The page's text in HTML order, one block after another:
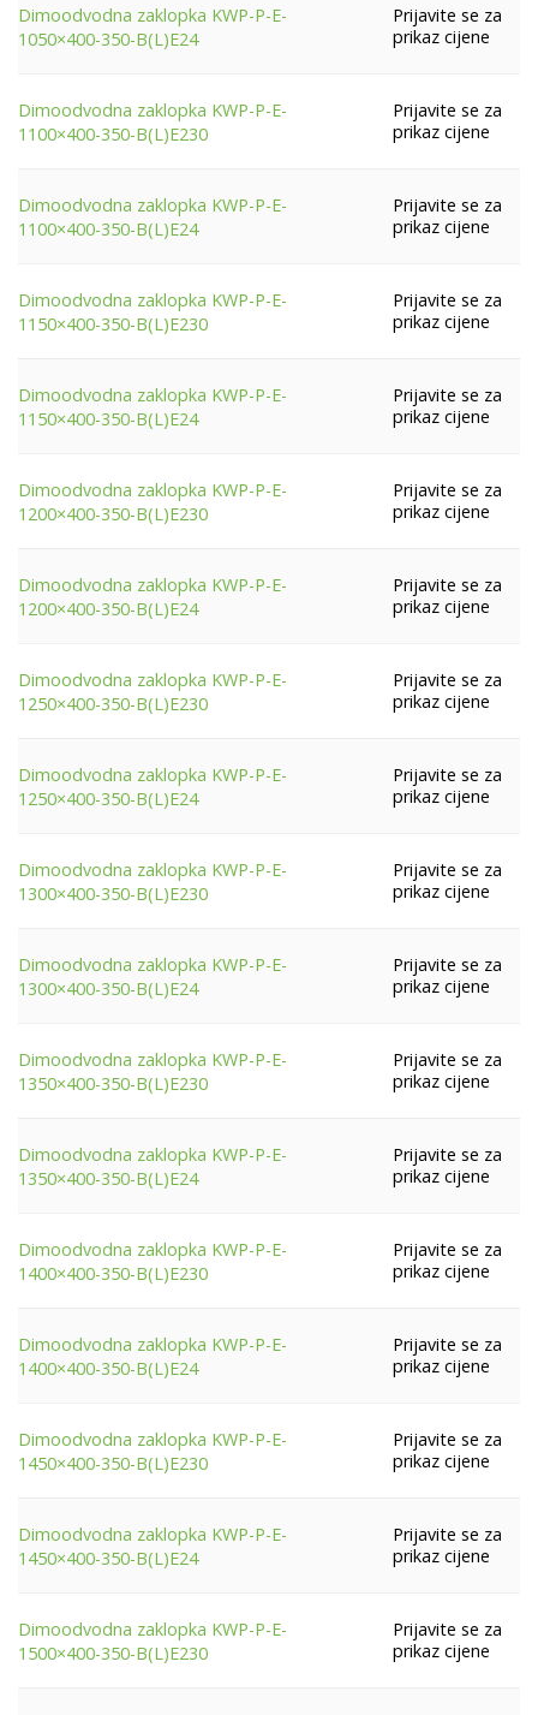
400 (17)
450 (7)
500 (17)
550 (7)
650 (7)
750 (7)
850 (7)
950 (7)
Dimoodvodna zaklopka KWP-P-E-
1050×400-350-B(L)E24
Prijavite se za
prikaz cijene
Dimoodvodna zaklopka KWP-P-E-
1100×400-350-B(L)E230
Prijavite se za
prikaz cijene
Dimoodvodna zaklopka KWP-P-E-
1100×400-350-B(L)E24
Prijavite se za
prikaz cijene
Dimoodvodna zaklopka KWP-P-E-
1150×400-350-B(L)E230
Prijavite se za
prikaz cijene
Dimoodvodna zaklopka KWP-P-E-
1150×400-350-B(L)E24
Prijavite se za
prikaz cijene
Dimoodvodna zaklopka KWP-P-E-
1200×400-350-B(L)E230
Prijavite se za
prikaz cijene
Dimoodvodna zaklopka KWP-P-E-
1200×400-350-B(L)E24
Prijavite se za
prikaz cijene
Dimoodvodna zaklopka KWP-P-E-
1250×400-350-B(L)E230
Prijavite se za
prikaz cijene
Dimoodvodna zaklopka KWP-P-E-
1250×400-350-B(L)E24
Prijavite se za
prikaz cijene
Dimoodvodna zaklopka KWP-P-E-
1300×400-350-B(L)E230
Prijavite se za
prikaz cijene
Dimoodvodna zaklopka KWP-P-E-
1300×400-350-B(L)E24
Prijavite se za
prikaz cijene
Dimoodvodna zaklopka KWP-P-E-
1350×400-350-B(L)E230
Prijavite se za
prikaz cijene
Dimoodvodna zaklopka KWP-P-E-
1350×400-350-B(L)E24
Prijavite se za
prikaz cijene
Dimoodvodna zaklopka KWP-P-E-
1400×400-350-B(L)E230
Prijavite se za
prikaz cijene
Dimoodvodna zaklopka KWP-P-E-
1400×400-350-B(L)E24
Prijavite se za
prikaz cijene
Dimoodvodna zaklopka KWP-P-E-
1450×400-350-B(L)E230
Prijavite se za
prikaz cijene
Dimoodvodna zaklopka KWP-P-E-
1450×400-350-B(L)E24
Prijavite se za
prikaz cijene
Dimoodvodna zaklopka KWP-P-E-
1500×400-350-B(L)E230
Prijavite se za
prikaz cijene